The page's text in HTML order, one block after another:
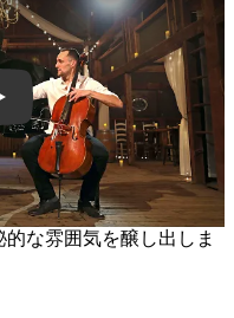
な雰囲気を醸し出しま